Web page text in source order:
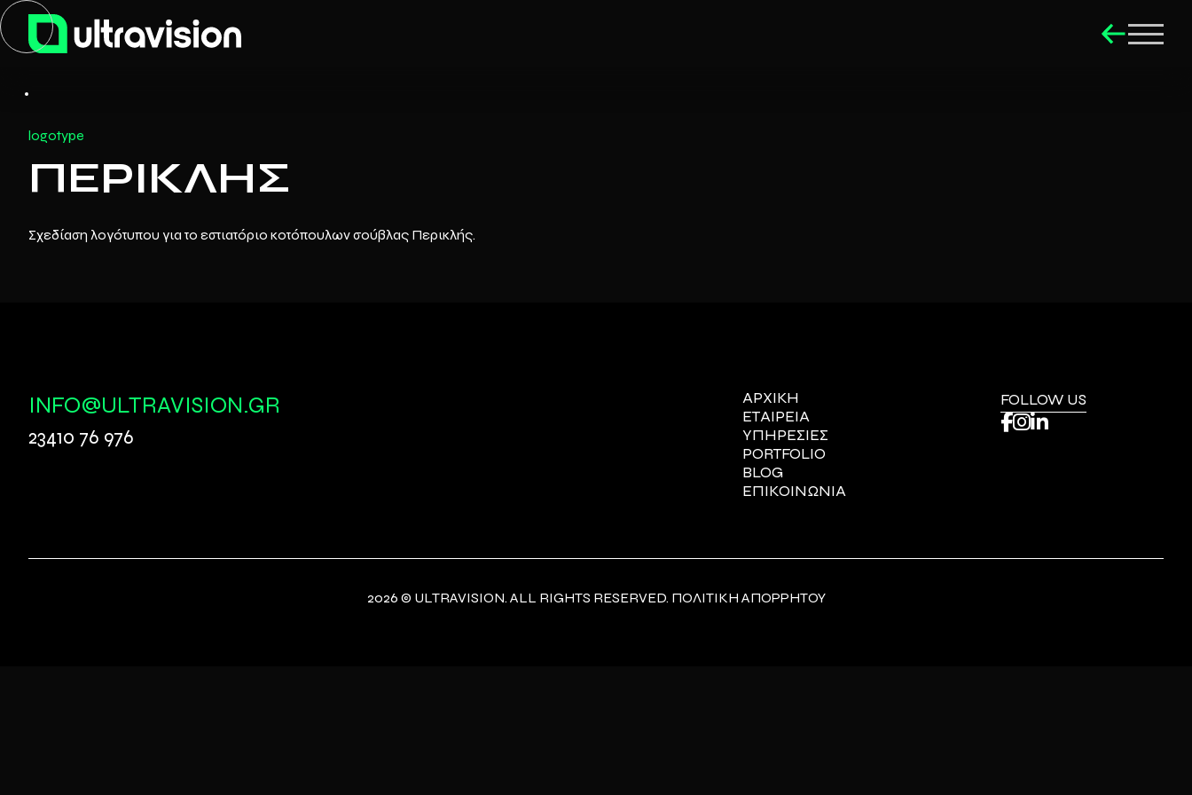
logotype
ΠΕΡΙΚΛΗΣ
Σχεδίαση λογότυπου για το εστιατόριο κοτόπουλων σούβλας Περικλής.
INFO@ULTRAVISION.GR
23410 76 976
ΑΡΧΙΚΗ
ΕΤΑΙΡΕΙΑ
ΥΠΗΡΕΣΙΕΣ
PORTFOLIO
BLOG
ΕΠΙΚΟΙΝΩΝΙΑ
FOLLOW US
2026 © ULTRAVISION. ALL RIGHTS RESERVED. ΠΟΛΙΤΙΚΗ ΑΠΟΡΡΗΤΟΥ